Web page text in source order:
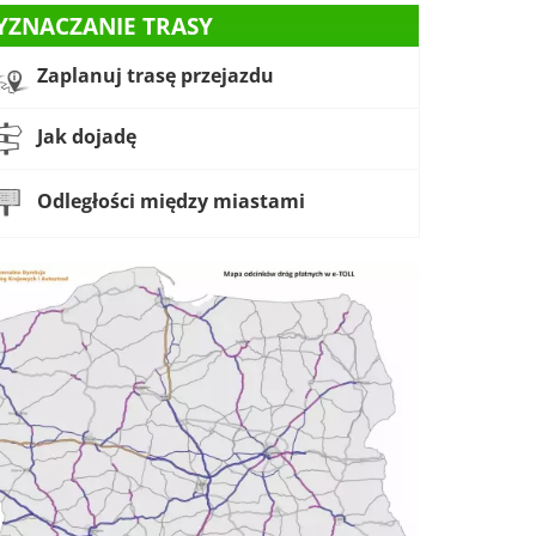
TRASY
Zaplanuj trasę przejazdu
Jak dojadę
Odległości między miastami